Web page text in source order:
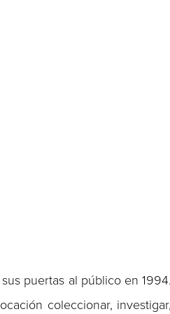
puertas al público en
coleccionar,